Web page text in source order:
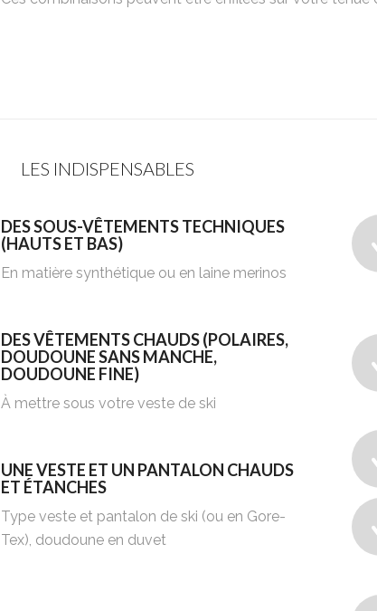
LES INDISPENSABLES
DES SOUS-VÊTEMENTS TECHNIQUES
(HAUTS ET BAS)
En matière synthétique ou en laine merinos
DES VÊTEMENTS CHAUDS (POLAIRES,
DOUDOUNE SANS MANCHE,
DOUDOUNE FINE)
À mettre sous votre veste de ski
UNE VESTE ET UN PANTALON CHAUDS
ET ÉTANCHES
Type veste et pantalon de ski (ou en Gore-
Tex), doudoune en duvet